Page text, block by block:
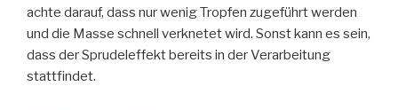
achte darauf, dass nur wenig Tropfen zugeführt werden
und die Masse schnell verknetet wird. Sonst kann es sein,
dass der Sprudeleffekt bereits in der Verarbeitung
stattfindet.